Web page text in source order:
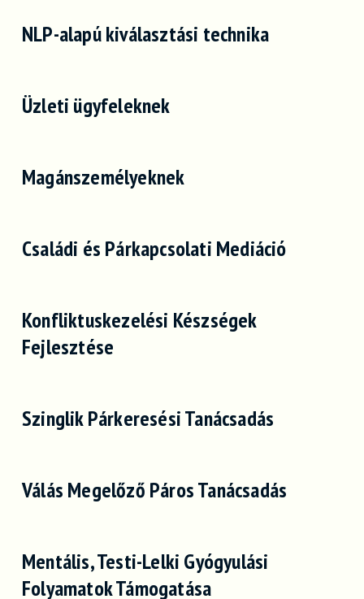
NLP-alapú kiválasztási technika
Üzleti ügyfeleknek
Magánszemélyeknek
Családi és Párkapcsolati Mediáció
Konfliktuskezelési Készségek
Fejlesztése
Szinglik Párkeresési Tanácsadás
Válás Megelőző Páros Tanácsadás
Mentális, Testi-Lelki Gyógyulási
Folyamatok Támogatása